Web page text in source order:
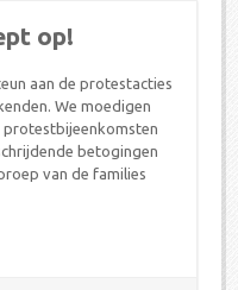
op!
aan de protestacties
We moedigen
protestbijeenkomsten
betogingen
van de families